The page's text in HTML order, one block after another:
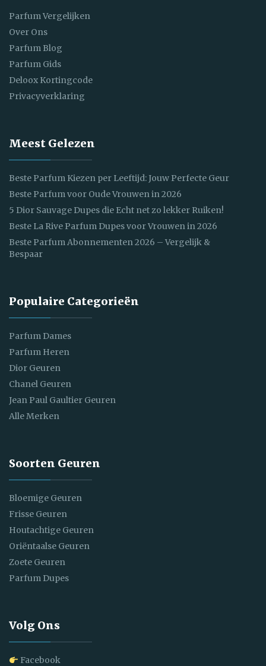
Parfum Vergelijken
Over Ons
Parfum Blog
Parfum Gids
Deloox Kortingcode
Privacyverklaring
Meest Gelezen
Beste Parfum Kiezen per Leeftijd: Jouw Perfecte Geur
Beste Parfum voor Oude Vrouwen in 2026
5 Dior Sauvage Dupes die Echt net zo lekker Ruiken!
Beste La Rive Parfum Dupes voor Vrouwen in 2026
Beste Parfum Abonnementen 2026 – Vergelijk &
Bespaar
Populaire Categorieën
Parfum Dames
Parfum Heren
Dior Geuren
Chanel Geuren
Jean Paul Gaultier Geuren
Alle Merken
Soorten Geuren
Bloemige Geuren
Frisse Geuren
Houtachtige Geuren
Oriëntaalse Geuren
Zoete Geuren
Parfum Dupes
Volg Ons
Facebook